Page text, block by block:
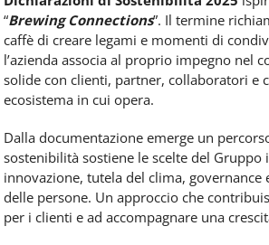
“Brewing Connections”. Il termine
caffè di creare legami e momenti di
l’azienda associa al proprio impegno nel
solide con clienti, partner, collaboratori e
ecosistema in cui opera.
Dalla documentazione emerge un
sostenibilità sostiene le scelte del Gruppo
innovazione, tutela del clima, governance
delle persone. Un approccio che
per i clienti e ad accompagnare una